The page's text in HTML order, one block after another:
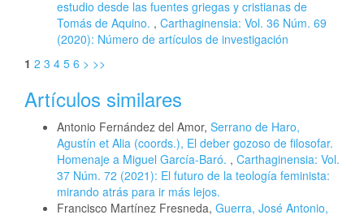
estudio desde las fuentes griegas y cristianas de
Tomás de Aquino. , Carthaginensia: Vol. 36 Núm. 69
(2020): Número de artículos de investigación
1 2 3 4 5 6 > >>
Artículos similares
Antonio Fernández del Amor, Serrano de Haro,
Agustín et Alia (coords.), El deber gozoso de filosofar.
Homenaje a Miguel García-Baró. , Carthaginensia: Vol.
37 Núm. 72 (2021): El futuro de la teología feminista:
mirando atrás para ir más lejos.
Francisco Martínez Fresneda, Guerra, José Antonio,